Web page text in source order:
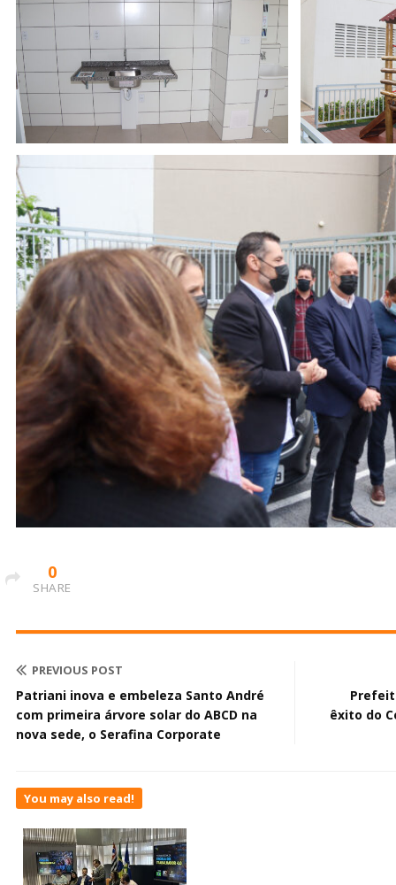
0
SHARE
PREVIOUS POST
Patriani inova e embeleza Santo André
com primeira árvore solar do ABCD na
nova sede, o Serafina Corporate
êxito do
You may also read!